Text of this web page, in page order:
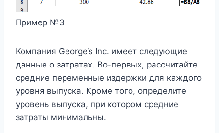
Пример №3
Компания George’s Inc. имеет следующие
данные о затратах. Во-первых, рассчитайте
средние переменные издержки для каждого
уровня выпуска. Кроме того, определите
уровень выпуска, при котором средние
затраты минимальны.